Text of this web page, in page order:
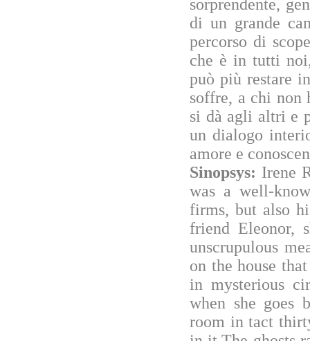
sorprendente,
di un grande
percorso di
che è in tutti
può più restare
soffre, a chi non
si dà agli altri e
un dialogo
amore e
Sinopsys: Irene
was a well-
firms, but also
friend Eleonor,
unscrupulous
on the house
in mysterious
when she goes
room in tact